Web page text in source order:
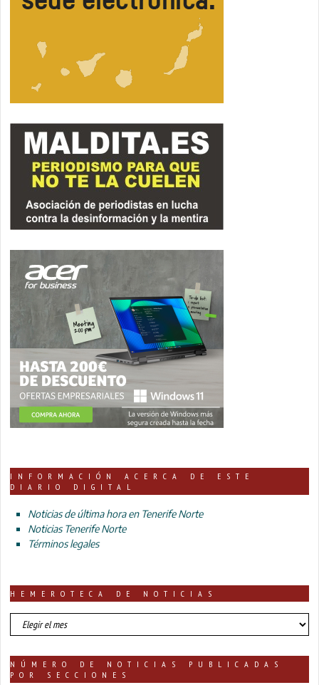
INFORMACIÓN ACERCA DE ESTE
DIARIO DIGITAL
Noticias de última hora en Tenerife Norte
Noticias Tenerife Norte
Términos legales
HEMEROTECA DE NOTICIAS
HEMEROTECA
DE
NÚMERO DE NOTICIAS PUBLICADAS
POR SECCIONES